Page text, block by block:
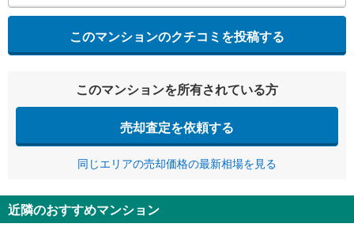
このマンションのクチコミを投稿する
このマンションを所有されている方
売却査定を依頼する
同じエリアの売却価格の最新相場を見る
近隣のおすすめマンション